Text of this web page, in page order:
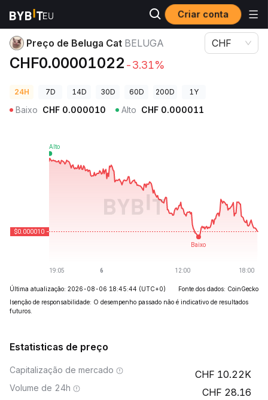
Criar conta
Preços de Criptomoedas Preço de Beluga Cat BELUGA
Preço de Beluga Cat BELUGA
CHF0.00001022 -3.31%
CHF
24H 7D 14D 30D 60D 200D 1Y
Baixo CHF 0.000010 Alto CHF 0.000011
Última atualização: 2026-08-06 18:45:44 (UTC+0)
Fonte dos dados: CoinGecko
Isenção de responsabilidade: O desempenho passado não é indicativo de resultados
futuros.
Estatisticas de preço
Capitalização de mercado 10.22K
Volume de 24h 28.16